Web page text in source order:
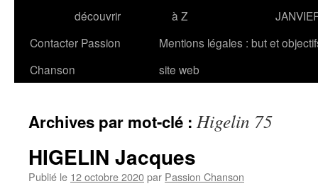
découvrir
à Z
Contacter Passion
Chanson
Mentions légales : but et
site web
Archives par mot-clé : Higelin 75
HIGELIN Jacques
Publié le 12 octobre 2020par Passion Chanson